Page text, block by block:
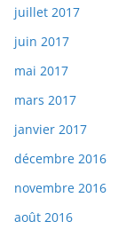
juillet 2017
juin 2017
mai 2017
mars 2017
janvier 2017
décembre 2016
novembre 2016
août 2016